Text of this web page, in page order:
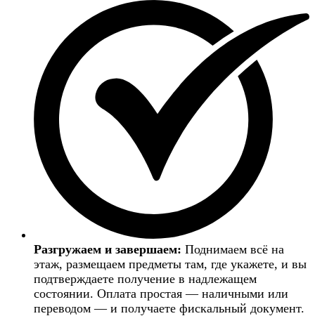
Разгружаем и завершаем: Поднимаем всё на
этаж, размещаем предметы там, где укажете, и вы
подтверждаете получение в надлежащем
состоянии. Оплата простая — наличными или
переводом — и получаете фискальный документ.